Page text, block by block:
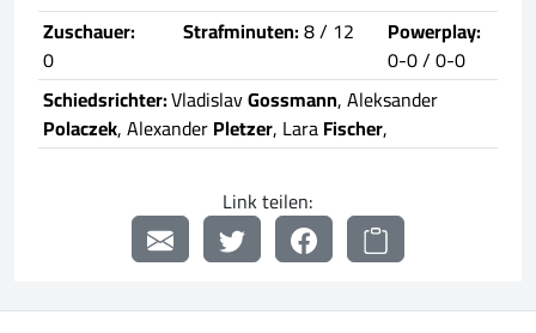
Zuschauer:
0
Strafminuten:8 / 12
Powerplay:
0-0 / 0-0
Schiedsrichter:VladislavGossmann, Aleksander
Polaczek, AlexanderPletzer, LaraFischer,
Link teilen: